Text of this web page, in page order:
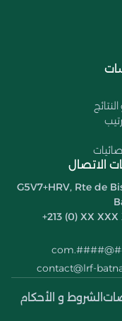
الاتصال
G5V7+HRV, Rte de
+213 (0) XX XXX
contact@lrf-
الشروط و الأحكام